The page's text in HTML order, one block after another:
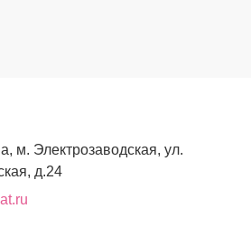
м. Электрозаводская, ул.
д.24